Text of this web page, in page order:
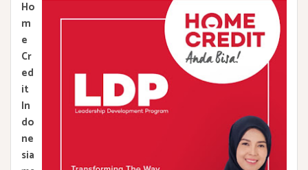
Ho
m
e
Cr
ed
it
In
do
ne
sia